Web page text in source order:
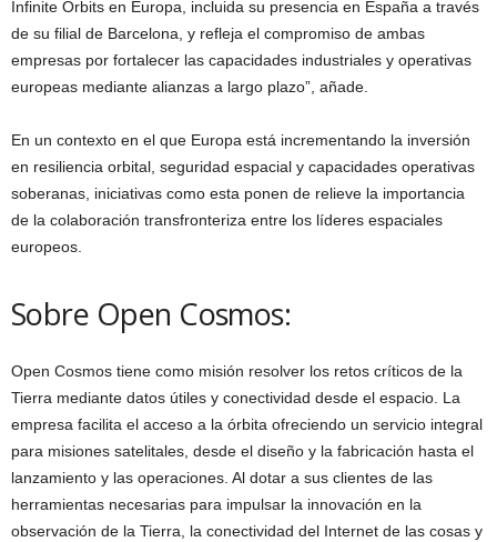
Infinite Orbits en Europa, incluida su presencia en España a través
de su filial de Barcelona, y refleja el compromiso de ambas
empresas por fortalecer las capacidades industriales y operativas
europeas mediante alianzas a largo plazo”, añade.
En un contexto en el que Europa está incrementando la inversión
en resiliencia orbital, seguridad espacial y capacidades operativas
soberanas, iniciativas como esta ponen de relieve la importancia
de la colaboración transfronteriza entre los líderes espaciales
europeos.
Sobre Open Cosmos:
Open Cosmos tiene como misión resolver los retos críticos de la
Tierra mediante datos útiles y conectividad desde el espacio. La
empresa facilita el acceso a la órbita ofreciendo un servicio integral
para misiones satelitales, desde el diseño y la fabricación hasta el
lanzamiento y las operaciones. Al dotar a sus clientes de las
herramientas necesarias para impulsar la innovación en la
observación de la Tierra, la conectividad del Internet de las cosas y